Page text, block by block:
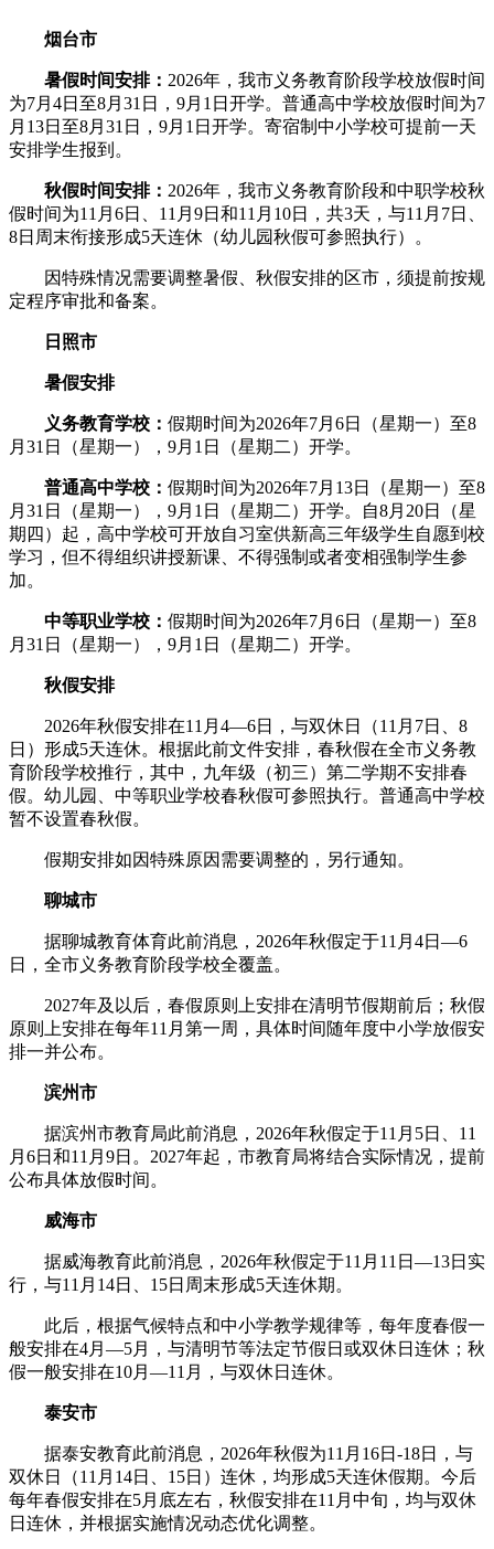
烟台市
暑假时间安排： 2026年，我市义务教育阶段学校放假时间
为7月4日至8月31日，9月1日开学。普通高中学校放假时间为7
月13日至8月31日，9月1日开学。寄宿制中小学校可提前一天
安排学生报到。
秋假时间安排： 2026年，我市义务教育阶段和中职学校秋
假时间为11月6日、11月9日和11月10日，共3天，与11月7日、
8日周末衔接形成5天连休（幼儿园秋假可参照执行）。
因特殊情况需要调整暑假、秋假安排的区市，须提前按规
定程序审批和备案。
日照市
暑假安排
义务教育学校： 假期时间为2026年7月6日（星期一）至8
月31日（星期一），9月1日（星期二）开学。
普通高中学校： 假期时间为2026年7月13日（星期一）至8
月31日（星期一），9月1日（星期二）开学。自8月20日（星
期四）起，高中学校可开放自习室供新高三年级学生自愿到校
学习，但不得组织讲授新课、不得强制或者变相强制学生参
加。
中等职业学校： 假期时间为2026年7月6日（星期一）至8
月31日（星期一），9月1日（星期二）开学。
秋假安排
2026年秋假安排在11月4—6日，与双休日（11月7日、8
日）形成5天连休。根据此前文件安排，春秋假在全市义务教
育阶段学校推行，其中，九年级（初三）第二学期不安排春
假。幼儿园、中等职业学校春秋假可参照执行。普通高中学校
暂不设置春秋假。
假期安排如因特殊原因需要调整的，另行通知。
聊城市
据聊城教育体育此前消息，2026年秋假定于11月4日—6
日，全市义务教育阶段学校全覆盖。
2027年及以后，春假原则上安排在清明节假期前后；秋假
原则上安排在每年11月第一周，具体时间随年度中小学放假安
排一并公布。
滨州市
据滨州市教育局此前消息，2026年秋假定于11月5日、11
月6日和11月9日。2027年起，市教育局将结合实际情况，提前
公布具体放假时间。
威海市
据威海教育此前消息，2026年秋假定于11月11日—13日实
行，与11月14日、15日周末形成5天连休期。
此后，根据气候特点和中小学教学规律等，每年度春假一
般安排在4月—5月，与清明节等法定节假日或双休日连休；秋
假一般安排在10月—11月，与双休日连休。
泰安市
据泰安教育此前消息，2026年秋假为11月16日-18日，与
双休日（11月14日、15日）连休，均形成5天连休假期。今后
每年春假安排在5月底左右，秋假安排在11月中旬，均与双休
日连休，并根据实施情况动态优化调整。